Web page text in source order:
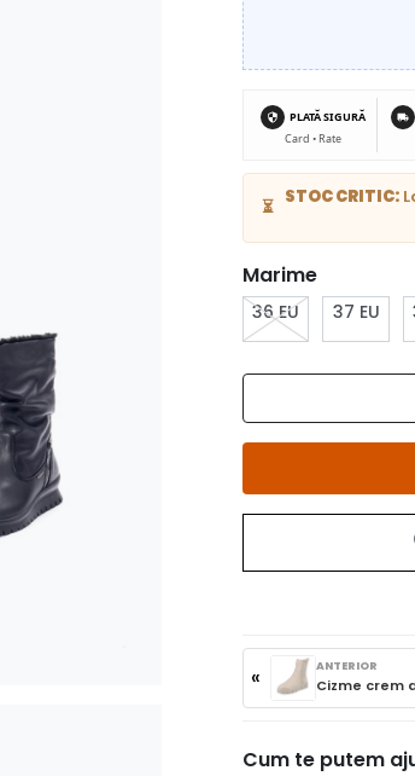
PLATĂ SIGURĂ
Card • Rate
⏳ STOC CRITIC:
Marime
36 EU 37 EU
« ANTERIOR
Cum te putem